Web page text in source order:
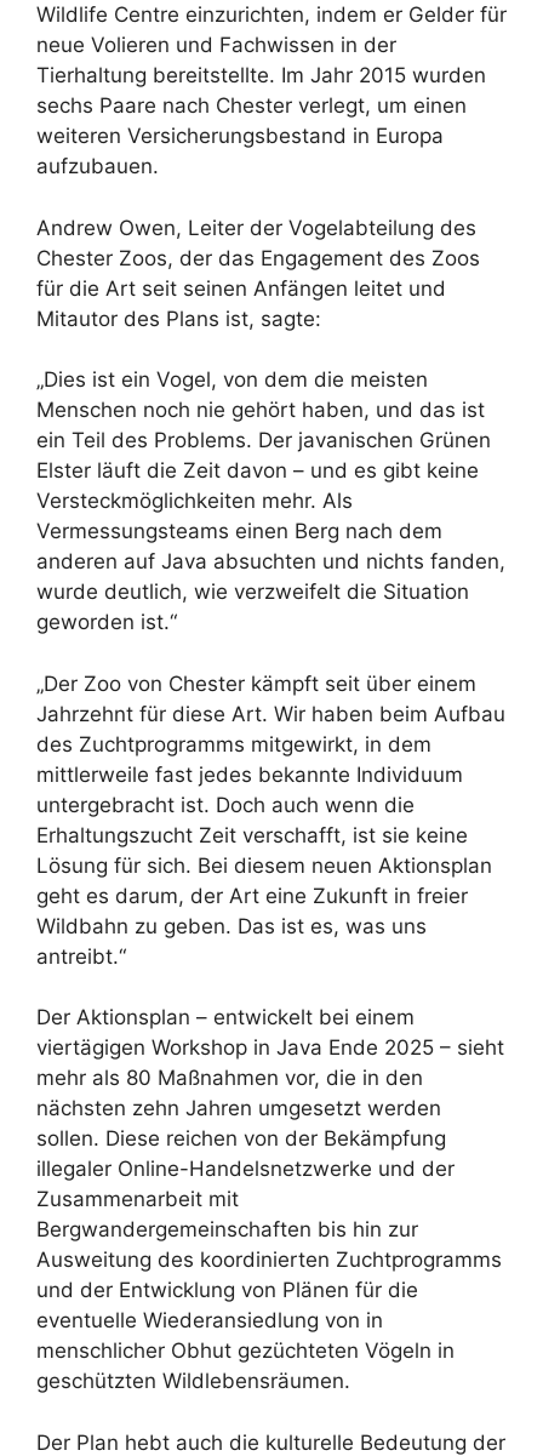
Wildlife Centre einzurichten, indem er Gelder für
neue Volieren und Fachwissen in der
Tierhaltung bereitstellte. Im Jahr 2015 wurden
sechs Paare nach Chester verlegt, um einen
weiteren Versicherungsbestand in Europa
aufzubauen.
Andrew Owen, Leiter der Vogelabteilung des
Chester Zoos, der das Engagement des Zoos
für die Art seit seinen Anfängen leitet und
Mitautor des Plans ist, sagte:
„Dies ist ein Vogel, von dem die meisten
Menschen noch nie gehört haben, und das ist
ein Teil des Problems. Der javanischen Grünen
Elster läuft die Zeit davon – und es gibt keine
Versteckmöglichkeiten mehr. Als
Vermessungsteams einen Berg nach dem
anderen auf Java absuchten und nichts fanden,
wurde deutlich, wie verzweifelt die Situation
geworden ist.“
„Der Zoo von Chester kämpft seit über einem
Jahrzehnt für diese Art. Wir haben beim Aufbau
des Zuchtprogramms mitgewirkt, in dem
mittlerweile fast jedes bekannte Individuum
untergebracht ist. Doch auch wenn die
Erhaltungszucht Zeit verschafft, ist sie keine
Lösung für sich. Bei diesem neuen Aktionsplan
geht es darum, der Art eine Zukunft in freier
Wildbahn zu geben. Das ist es, was uns
antreibt.“
Der Aktionsplan – entwickelt bei einem
viertägigen Workshop in Java Ende 2025 – sieht
mehr als 80 Maßnahmen vor, die in den
nächsten zehn Jahren umgesetzt werden
sollen. Diese reichen von der Bekämpfung
illegaler Online-Handelsnetzwerke und der
Zusammenarbeit mit
Bergwandergemeinschaften bis hin zur
Ausweitung des koordinierten Zuchtprogramms
und der Entwicklung von Plänen für die
eventuelle Wiederansiedlung von in
menschlicher Obhut gezüchteten Vögeln in
geschützten Wildlebensräumen.
Der Plan hebt auch die kulturelle Bedeutung der